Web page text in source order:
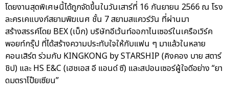
โดยงานสุดพิเศษนี้ได้ถูกจัดขึ้นในวันเสาร์ที่ 16 กันยายน 2566 ณ โรง
ละครเคแบงก์สยามพิฆเนศ ชั้น 7 สยามสแควร์วัน ที่ผ่านมา
สร้างสรรค์โดย BEX (เบ็ก) บริษัทอีเว้นท์ออกาไนเซอร์ในเครือเวิร์ค
พอยท์กรุ๊ป ที่ได้สร้างความประทับใจให้กับแฟน ๆ มาแล้วในหลาย
คอนเสิร์ต ร่วมกับ KINGKONG by STARSHIP (คิงคอง บาย สตาร์
ชิป) และ HS E&C (เฮชเอส อี แอนด์ ซี) และสปอนเซอร์ผู้ใจดีอย่าง “ยา
ดมตราโป๊ยเซียน”